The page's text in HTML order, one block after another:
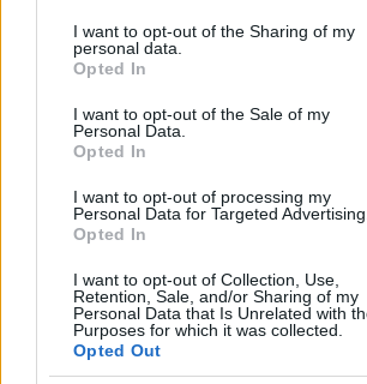
not limited to your visit or usage behaviour.
grant or deny consent to Google and its
use your data for below specified purposes
consent section.
I want to opt-out of the Sharing of my
personal data.
Opted In
I want to opt-out of the Sale of my
Personal Data.
Opted In
I want to opt-out of processing my
Personal Data for Targeted Advertising.
Opted In
I want to opt-out of Collection, Use,
Retention, Sale, and/or Sharing of my
Personal Data that Is Unrelated with
Purposes for which it was collected.
Opted Out
δωμάτια και κοινόχρηστους χώρους,
ιδιωτική παραλία, rooftop και ένα
που ενώνονται σε ένα εάν ζητηθεί,
μπουρνούζια.